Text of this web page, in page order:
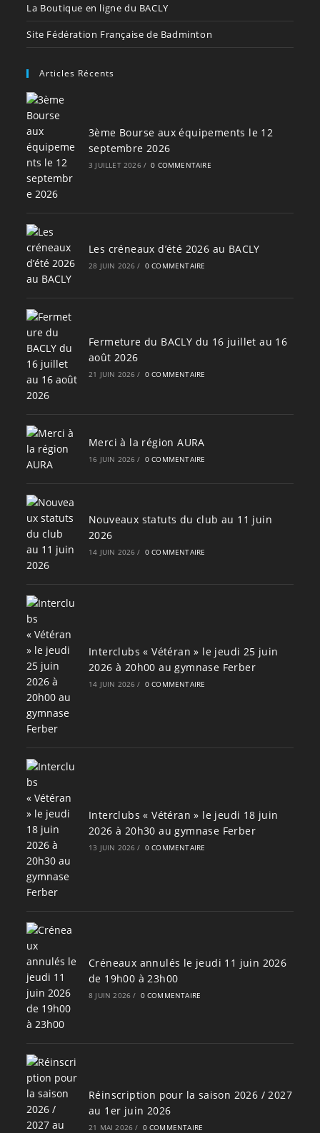
La Boutique en ligne du BACLY
Site Fédération Française de Badminton
Articles Récents
3ème Bourse aux équipements le 12
septembre 2026
3 JUILLET 2026 / 0 COMMENTAIRE
Les créneaux d’été 2026 au BACLY
28 JUIN 2026 / 0 COMMENTAIRE
Fermeture du BACLY du 16 juillet au 16
août 2026
21 JUIN 2026 / 0 COMMENTAIRE
Merci à la région AURA
16 JUIN 2026 / 0 COMMENTAIRE
Nouveaux statuts du club au 11 juin
2026
14 JUIN 2026 / 0 COMMENTAIRE
Interclubs « Vétéran » le jeudi 25 juin
2026 à 20h00 au gymnase Ferber
14 JUIN 2026 / 0 COMMENTAIRE
Interclubs « Vétéran » le jeudi 18 juin
2026 à 20h30 au gymnase Ferber
13 JUIN 2026 / 0 COMMENTAIRE
Créneaux annulés le jeudi 11 juin 2026
de 19h00 à 23h00
8 JUIN 2026 / 0 COMMENTAIRE
Réinscription pour la saison 2026 / 2027
au 1er juin 2026
21 MAI 2026 / 0 COMMENTAIRE